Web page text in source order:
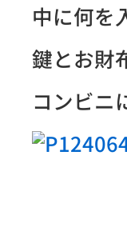
中に何を
鍵とお財
コンビニ